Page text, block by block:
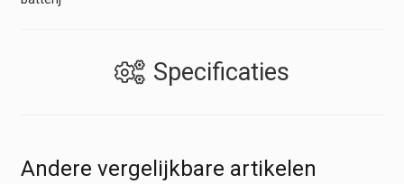
Specificaties
Andere vergelijkbare artikelen